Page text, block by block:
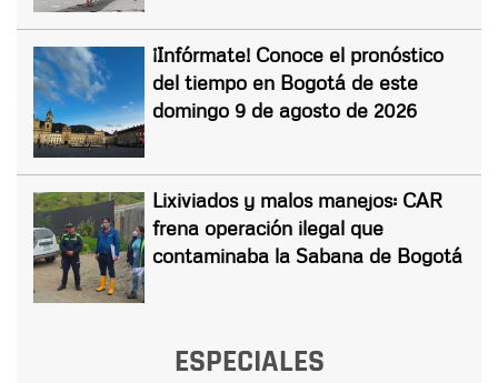
¡Infórmate! Conoce el pronóstico
del tiempo en Bogotá de este
domingo 9 de agosto de 2026
Lixiviados y malos manejos: CAR
frena operación ilegal que
contaminaba la Sabana de Bogotá
ESPECIALES